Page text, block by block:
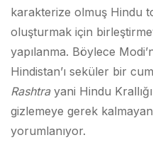
karakterize olmuş Hindu
oluşturmak için
yapılanma. Böylece
Hindistan’ı seküler bir
Rashtrayani Hindu
gizlemeye gerek
yorumlanıyor.